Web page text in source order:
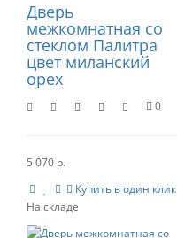
Дверь
межкомнатная со
стеклом Палитра
цвет миланский
орех
0
5 070 р.
Купить в один клик